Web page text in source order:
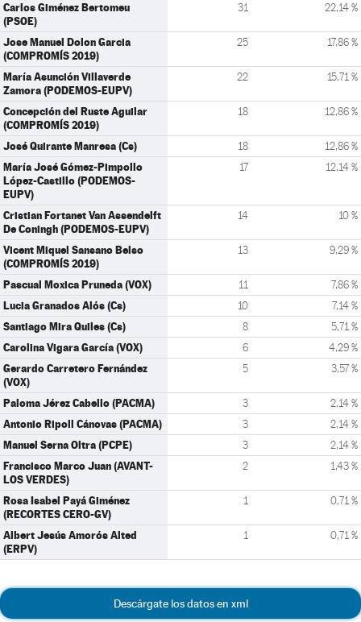
Carlos Giménez Bertomeu
(PSOE)
31 22,14 %
Jose Manuel Dolon Garcia
(COMPROMÍS 2019)
25 17,86 %
María Asunción Villaverde
Zamora (PODEMOS-EUPV)
22 15,71 %
Concepción del Ruste Aguilar
(COMPROMÍS 2019)
18 12,86 %
José Quirante Manresa (Cs) 18 12,86 %
María José Gómez-Pimpollo
López-Castillo (PODEMOS-
EUPV)
17 12,14 %
Cristian Fortanet Van Assendelft
De Coningh (PODEMOS-EUPV)
14 10 %
Vicent Miquel Sansano Belso
(COMPROMÍS 2019)
13 9,29 %
Pascual Moxica Pruneda (VOX) 11 7,86 %
Lucia Granados Alós (Cs) 10 7,14 %
Santiago Mira Quiles (Cs) 8 5,71 %
Carolina Vigara García (VOX) 6 4,29 %
Gerardo Carretero Fernández
(VOX)
5 3,57 %
Paloma Jérez Cabello (PACMA) 3 2,14 %
Antonio Ripoll Cánovas (PACMA) 3 2,14 %
Manuel Serna Oltra (PCPE) 3 2,14 %
Francisco Marco Juan (AVANT-
LOS VERDES)
2 1,43 %
Rosa Isabel Payá Giménez
(RECORTES CERO-GV)
1 0,71 %
Albert Jesús Amorós Alted
(ERPV)
1 0,71 %
Descárgate los datos en xml